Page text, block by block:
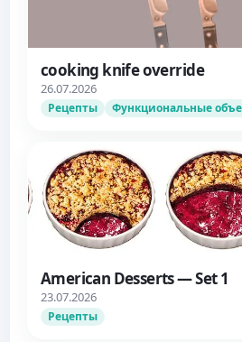
cooking knife override
26.07.2026
Рецепты Функциональные
American Desserts — Set 1
23.07.2026
Рецепты